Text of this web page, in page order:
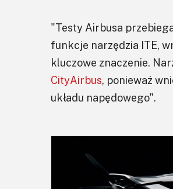
"Testy Airbusa
funkcje narzędzia ITE,
kluczowe znaczenie.
CityAirbus, ponieważ
układu napędowego".